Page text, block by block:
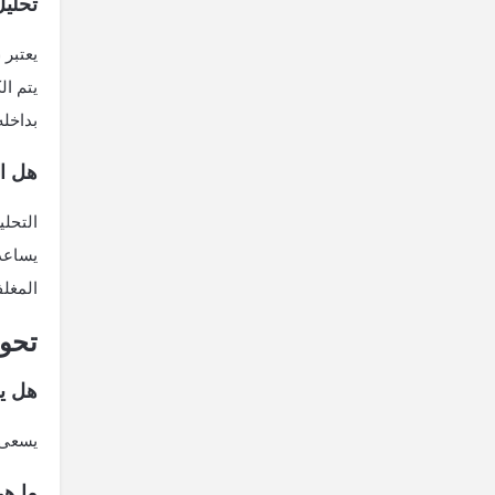
يتم
هل
هل
يسعى